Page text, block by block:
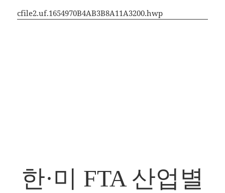
cfile2.uf.1654970B4AB3B8A11A3200.hwp
한·미 FTA 산업별